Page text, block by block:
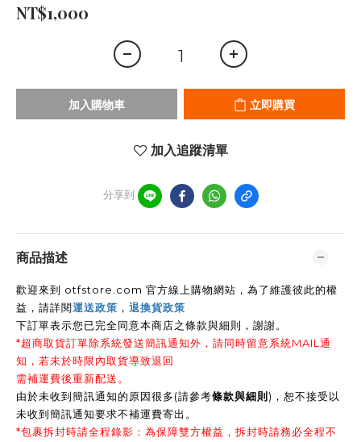
NT$1,000
加入購物車 立即購買
加入追蹤清單
分享到
商品描述
歡迎來到 otfstore.com 官方線上購物網站，為了維護彼此的權
益，請詳閱運送政策 ， 退換貨政策
下訂單表示您已完全同意本商店之條款與細則，謝謝。
*超商取貨訂單除系統發送簡訊通知外，請同時留意系統MAIL通
知，若未於時限內取貨導致退回
需補運費後重新配送。
由於未收到簡訊通知的原因很多(請參考條款與細則 )，恕不接受以
未收到簡訊通知要求不補運費寄出。
*包裹拆封時請全程錄影：為保障雙方權益，拆封時請務必全程不